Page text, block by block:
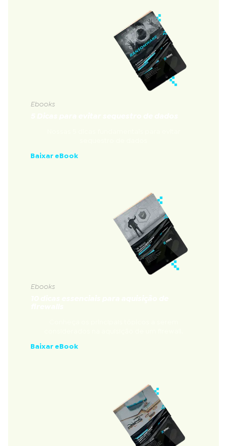
Ebooks
Baixar eBook
Ebooks
Baixar eBook